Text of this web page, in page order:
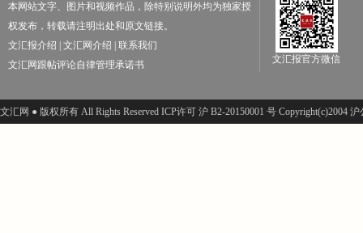
本网站文字、图片和视频作品，除特别说明外均为独家授
权发布，转载请注明出处和原文链接。
文汇报介绍
文汇网介绍
联系我们
文汇网跟帖评论自律管理承诺书
文汇报官方微信
文汇网 ● 版权所有 All Rights Reserved ICP许可 沪 B2-20150001 号 Copyright(c)2004